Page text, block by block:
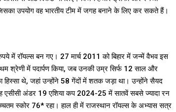
उपयोग वह भारतीय टीम में जगह बनाने के लिए कर सकते हैं।
में रॉयल्स बन गए। 27 मार्च 2011 को बिहार में जन्में वैभव इस
श्रेणी में पदार्पण किया, जब उनकी उम्र सिर्फ 12 साल और
थे, जहां उन्होंने 58 गेंदों में शतक जड़ा था। उन्होंने सैयद
एसीसी अंडर 19 एशिया कप 2024-25 में सातवें सबसे ज्यादा रन
स्कोर 76* रहा। हाल ही में राजस्थान रॉयल्स के अभ्यास सत्र